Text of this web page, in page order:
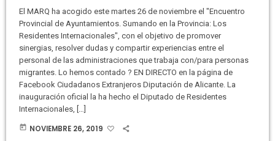
El MARQ ha acogido este martes 26 de noviembre el "Encuentro
Provincial de Ayuntamientos. Sumando en la Provincia: Los
Residentes Internacionales", con el objetivo de promover
sinergias, resolver dudas y compartir experiencias entre el
personal de las administraciones que trabaja con/para personas
migrantes. Lo hemos contado ? EN DIRECTO en la página de
Facebook Ciudadanos Extranjeros Diputación de Alicante. La
inauguración oficial la ha hecho el Diputado de Residentes
Internacionales, […]
today NOVIEMBRE 26, 2019